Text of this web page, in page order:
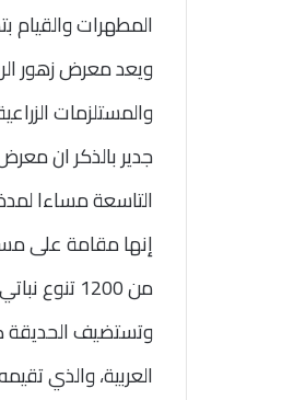
المطهرات والقيام
ويعد معرض زهور
والمستلزمات
جدير بالذكر ان
التاسعة مساءا
من 1200 تنوع نباتي.
وتستضيف الحديقة
العربية، والذي